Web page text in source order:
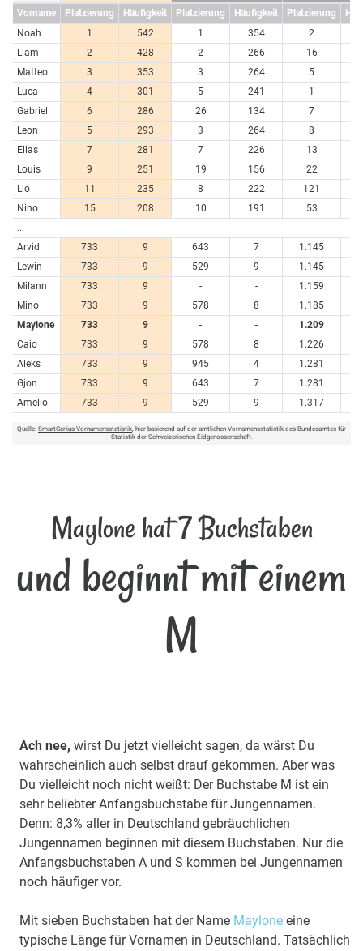
Vorname
Platzierung Häufigkeit Platzierung Häufigkeit Platzierung
Noah
1 542 1 354 2
Liam
2 428 2 266 16
Matteo
3 353 3 264 5
Luca
4 301 5 241 1
Gabriel
6 286 26 134 7
Leon
5 293 3 264 8
Elias
7 281 7 226 13
Louis
9 251 19 156 22
Lio
11 235 8 222 121
Nino
15 208 10 191 53
...
Arvid
733 9 643 7 1.145
Lewin
733 9 529 9 1.145
Milann
733 9 - - 1.159
Mino
733 9 578 8 1.185
Maylone
733 9 - - 1.209
Caio
733 9 578 8 1.226
Aleks
733 9 945 4 1.281
Gjon
733 9 643 7 1.281
Amelio
733 9 529 9 1.317
Quelle: SmartGenius-Vornamensstatistik, hier basierend auf der amtlichen Vornamensstatistik des Bundesamtes für
Statistik der Schweizerischen Eidgenossenschaft.
Maylone hat 7 Buchstaben
und beginnt mit einem
M
Ach nee, wirst Du jetzt vielleicht sagen, da wärst Du
wahrscheinlich auch selbst drauf gekommen. Aber was
Du vielleicht noch nicht weißt: Der Buchstabe M ist ein
sehr beliebter Anfangsbuchstabe für Jungennamen.
Denn: 8,3% aller in Deutschland gebräuchlichen
Jungennamen beginnen mit diesem Buchstaben. Nur die
Anfangsbuchstaben A und S kommen bei Jungennamen
noch häufiger vor.
Mit sieben Buchstaben hat der Name Maylone eine
typische Länge für Vornamen in Deutschland. Tatsächlich